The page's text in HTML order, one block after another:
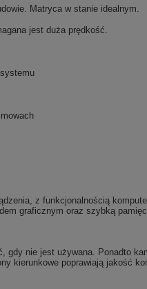
Matryca w stanie idealnym.
jest duża prędkość.
z funkcjonalnością
graficznym oraz szybką
nie jest używana. Ponadto
kierunkowe poprawiają jakość